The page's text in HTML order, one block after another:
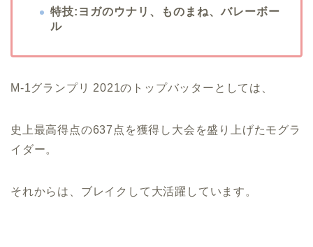
特技:ヨガのウナリ、ものまね、バレーボー
ル
M-1グランプリ 2021のトップバッターとしては、
史上最高得点の637点を獲得し大会を盛り上げたモグラ
イダー。
それからは、ブレイクして大活躍しています。